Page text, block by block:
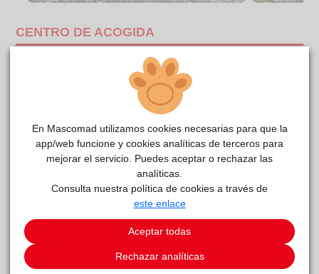
CENTRO DE ACOGIDA
Luna
Mostoles Adopta
En Mascomad utilizamos cookies necesarias para que la
app/web funcione y cookies analíticas de terceros para
mejorar el servicio. Puedes aceptar o rechazar las
analíticas.
Consulta nuestra política de cookies a través de
este enlace
Aceptar todas
Rechazar analíticas